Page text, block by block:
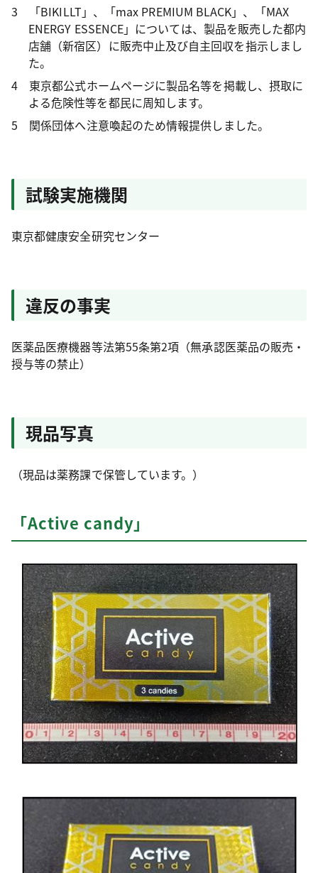
3 「BIKILLT」、「max PREMIUM BLACK」、「MAX
ENERGY ESSENCE」については、製品を販売した都内
店舗（新宿区）に販売中止及び自主回収を指示しまし
た。
4 東京都公式ホームページに製品名等を掲載し、摂取に
よる危険性等を都民に周知します。
5 関係団体へ注意喚起のため情報提供しました。
試験実施機関
東京都健康安全研究センター
違反の事実
医薬品医療機器等法第55条第2項（無承認医薬品の販売・
授与等の禁止）
現品写真
（現品は薬務課で保管しています。）
「Active candy」